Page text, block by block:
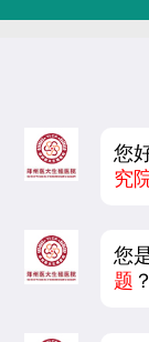
您
究
您
题 ？